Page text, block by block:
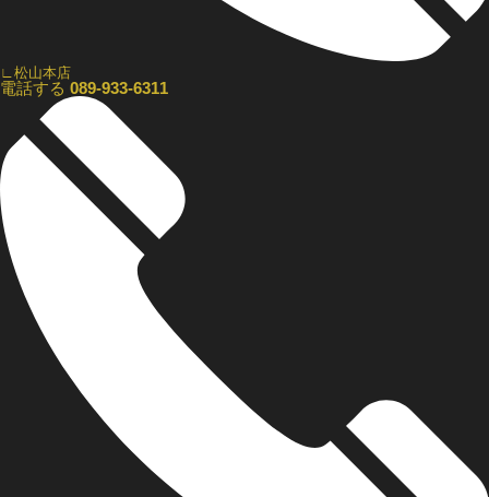
∟松山本店
電話する 089-933-6311